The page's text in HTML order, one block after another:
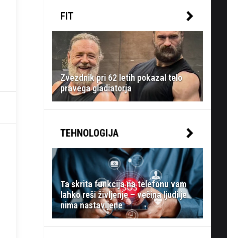
FIT
Zvezdnik pri 62 letih pokazal telo
pravega gladiatorja
TEHNOLOGIJA
Ta skrita funkcija na telefonu vam
lahko reši življenje – večina ljudi je
nima nastavljene